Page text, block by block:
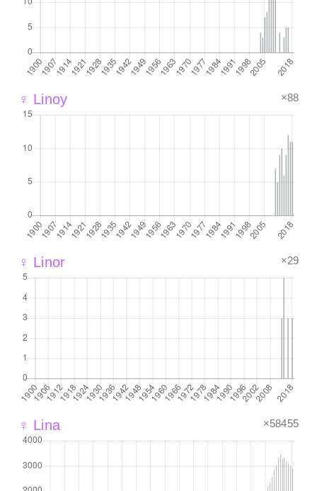
♀ Linoy ×88
♀ Linor ×29
♀ Lina ×58455